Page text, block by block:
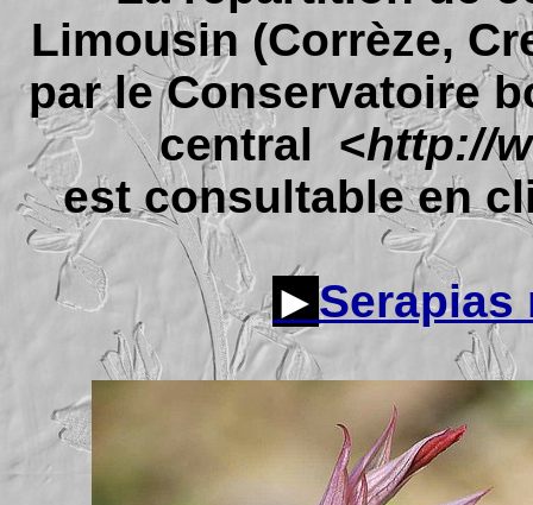
Limousin (Corrèze,
par le Conservatoire
central <http://
est consultable en
►Serapias